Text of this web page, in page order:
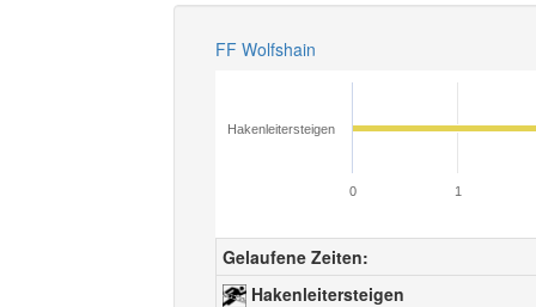
FF Wolfshain
Hakenleitersteigen
0 1
Gelaufene Zeiten:
Hakenleitersteigen